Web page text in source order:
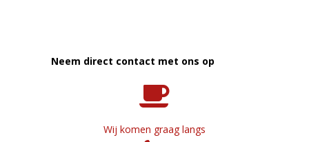
Neem direct contact met ons op
Wij komen graag langs